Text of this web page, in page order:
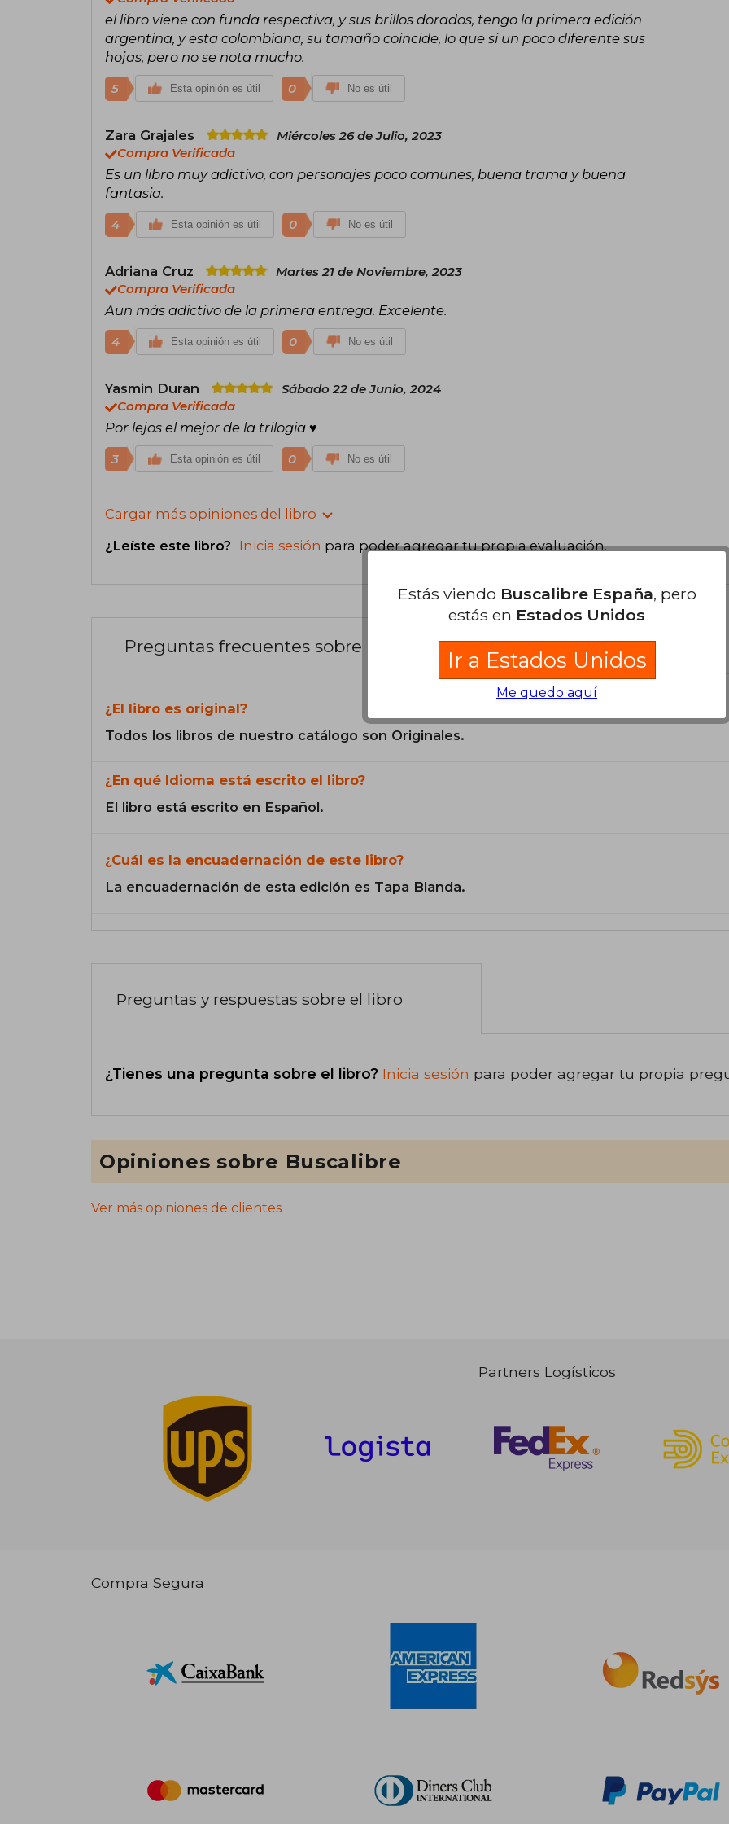
el libro viene con funda respectiva, y sus brillos dorados, tengo la primera edición
argentina, y esta colombiana, su tamaño coincide, lo que si un poco diferente sus
hojas, pero no se nota mucho.
5 Esta opinión es útil 0 No es útil
Zara Grajales
Miércoles 26 de Julio, 2023
Compra Verificada
Es un libro muy adictivo, con personajes poco comunes, buena trama y buena
fantasia.
4 Esta opinión es útil 0 No es útil
Adriana Cruz
Martes 21 de Noviembre, 2023
Compra Verificada
Aun más adictivo de la primera entrega. Excelente.
4 Esta opinión es útil 0 No es útil
Yasmin Duran
Sábado 22 de Junio, 2024
Compra Verificada
Por lejos el mejor de la trilogia ♥️
3 Esta opinión es útil 0 No es útil
Cargar más opiniones del libro
¿Leíste este libro? Inicia sesión para poder agregar tu propia evaluación.
Preguntas frecuentes sobre el libro
¿El libro es original?
Todos los libros de nuestro catálogo son Originales.
¿En qué Idioma está escrito el libro?
El libro está escrito en Español.
¿Cuál es la encuadernación de este libro?
La encuadernación de esta edición es Tapa Blanda.
Preguntas y respuestas sobre el libro
¿Tienes una pregunta sobre el libro? Inicia sesión para poder agregar tu propia
Opiniones sobre Buscalibre
Ver más opiniones de clientes
Partners Logísticos
Compra Segura
Estás viendo Buscalibre España, pero
estás en Estados Unidos
Ir a Estados Unidos
Me quedo aquí